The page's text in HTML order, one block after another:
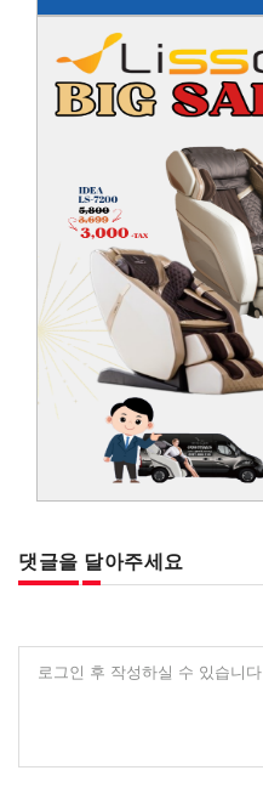
댓글을 달아주세요
로그인 후 작성하실 수 있습니다